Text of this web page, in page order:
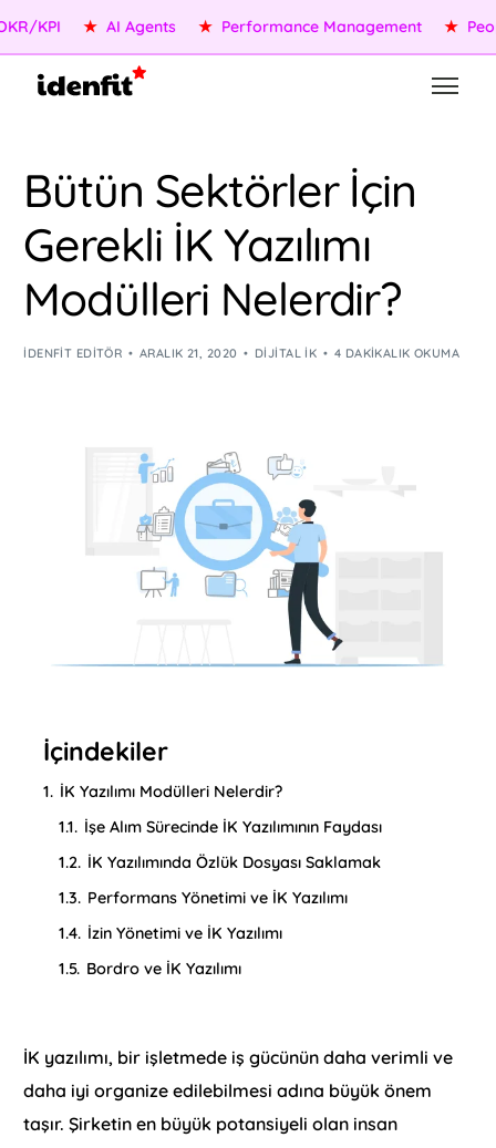
KPI ★ AI Agents ★ Performance Management ★ People
Bütün Sektörler İçin
Gerekli İK Yazılımı
Modülleri Nelerdir?
IDENFIT EDITÖR ARALIK 21, 2020 DIJITAL İK 4 DAKIKALIK OKUMA
İçindekiler
1. İK Yazılımı Modülleri Nelerdir?
1.1. İşe Alım Sürecinde İK Yazılımının Faydası
1.2. İK Yazılımında Özlük Dosyası Saklamak
1.3. Performans Yönetimi ve İK Yazılımı
1.4. İzin Yönetimi ve İK Yazılımı
1.5. Bordro ve İK Yazılımı
İK yazılımı, bir işletmede iş gücünün daha verimli ve
daha iyi organize edilebilmesi adına büyük önem
taşır. Şirketin en büyük potansiyeli olan insan